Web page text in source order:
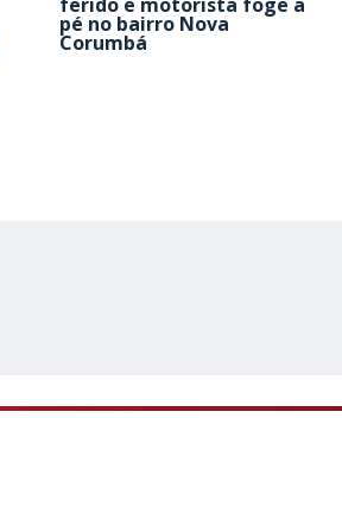
ferido e motorista foge a
pé no bairro Nova
Corumbá